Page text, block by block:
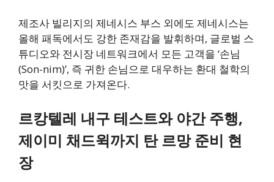
제조사 빌리지의 제네시스 부스 외에도 제네시스는
올해 패독에서도 강한 존재감을 발휘하며, 글로벌 스
튜디오와 전시장 네트워크에서 모든 고객을 ‘손님
(Son-nim)’, 즉 귀한 손님으로 대우하는 환대 철학의
맛을 서킷으로 가져온다.
르캉텔레 내구 테스트와 야간 주행,
제이미 채드윅까지 탄 르망 준비 현
장